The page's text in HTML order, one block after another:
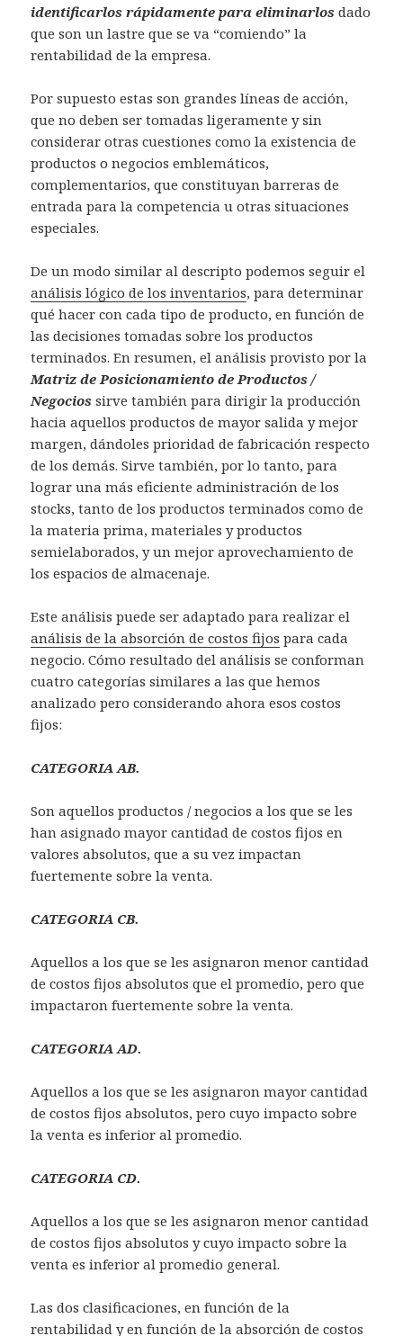
identificarlos rápidamente para eliminarlos dado
que son un lastre que se va “comiendo” la
rentabilidad de la empresa.
Por supuesto estas son grandes líneas de acción,
que no deben ser tomadas ligeramente y sin
considerar otras cuestiones como la existencia de
productos o negocios emblemáticos,
complementarios, que constituyan barreras de
entrada para la competencia u otras situaciones
especiales.
De un modo similar al descripto podemos seguir el
análisis lógico de los inventarios, para determinar
qué hacer con cada tipo de producto, en función de
las decisiones tomadas sobre los productos
terminados. En resumen, el análisis provisto por la
Matriz de Posicionamiento de Productos /
Negocios sirve también para dirigir la producción
hacia aquellos productos de mayor salida y mejor
margen, dándoles prioridad de fabricación respecto
de los demás. Sirve también, por lo tanto, para
lograr una más eficiente administración de los
stocks, tanto de los productos terminados como de
la materia prima, materiales y productos
semielaborados, y un mejor aprovechamiento de
los espacios de almacenaje.
Este análisis puede ser adaptado para realizar el
análisis de la absorción de costos fijos para cada
negocio. Cómo resultado del análisis se conforman
cuatro categorías similares a las que hemos
analizado pero considerando ahora esos costos
fijos:
CATEGORIA AB.
Son aquellos productos / negocios a los que se les
han asignado mayor cantidad de costos fijos en
valores absolutos, que a su vez impactan
fuertemente sobre la venta.
CATEGORIA CB.
Aquellos a los que se les asignaron menor cantidad
de costos fijos absolutos que el promedio, pero que
impactaron fuertemente sobre la venta.
CATEGORIA AD.
Aquellos a los que se les asignaron mayor cantidad
de costos fijos absolutos, pero cuyo impacto sobre
la venta es inferior al promedio.
CATEGORIA CD.
Aquellos a los que se les asignaron menor cantidad
de costos fijos absolutos y cuyo impacto sobre la
venta es inferior al promedio general.
Las dos clasificaciones, en función de la
rentabilidad y en función de la absorción de costos